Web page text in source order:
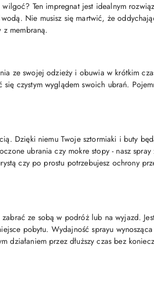
Ten impregnat jest idealnym
Nie musisz się martwić, że
z membraną.
ze swojej odzieży i obuwia w krótkim
czystym wyglądem swoich ubrań.
Dzięki niemu Twoje sztormiaki i buty
ubrania czy mokre stopy - nasz spray
czy po prostu potrzebujesz ochrony
ze sobą w podróż lub na wyjazd.
pobytu. Wydajność sprayu
przez dłuższy czas bez